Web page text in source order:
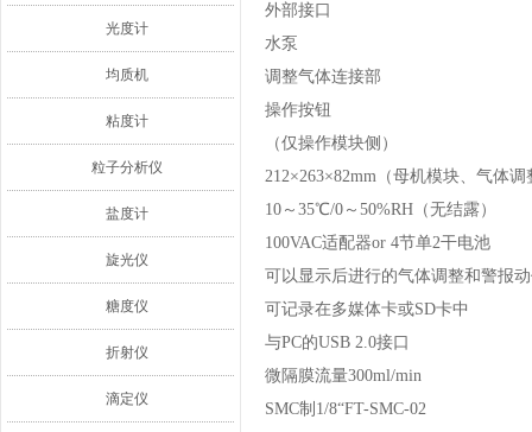
光度计
均质机
粘度计
粒子分析仪
盐度计
旋光仪
糖度仪
折射仪
滴定仪
外部接口
水泵
调整气体连接部
操作按钮
（仅操作模块侧）
212×263×82mm（母机模块、气体
10～35℃/0～50%RH（无结露）
100VAC适配器or 4节单2干电池
可以显示后进行的气体调整和警报
可记录在多媒体卡或SD卡中
与PC的USB 2.0接口
微隔膜流量300ml/min
SMC制1/8“FT-SMC-02